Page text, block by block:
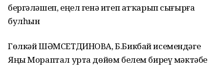
бергәләшеп, еңел генә итеп атҡарып сығырға
булһын
Гөлкәй ШӘМСЕТДИНОВА, Б.Бикбай исемендәге
Яңы Мораптал урта дөйөм белем биреү мәктәбе